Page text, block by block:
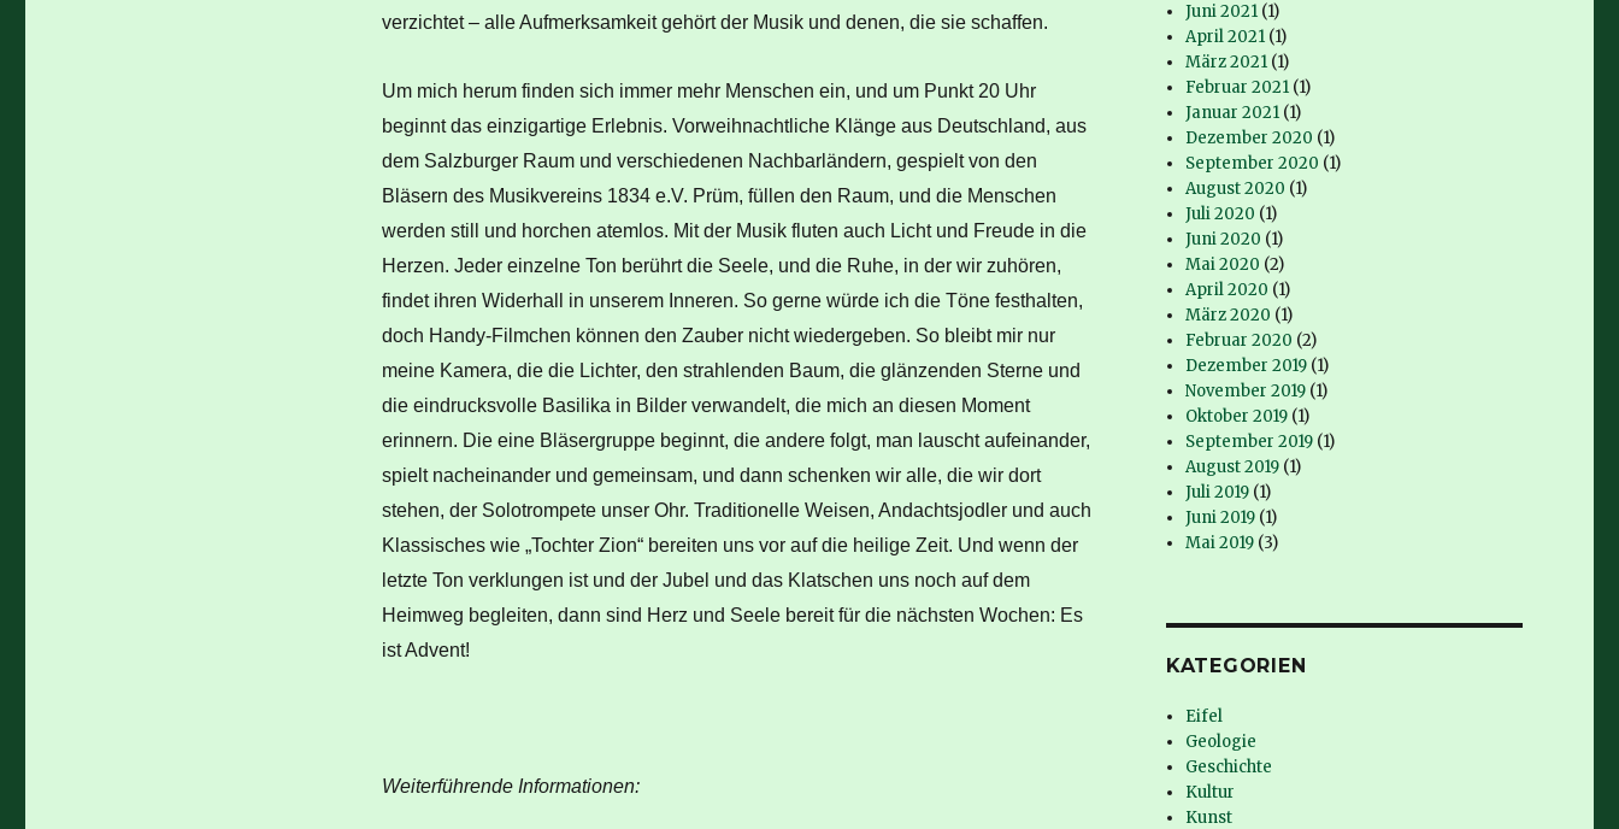
verzichtet – alle Aufmerksamkeit gehört der Musik und denen, die sie schaffen.
Um mich herum finden sich immer mehr Menschen ein, und um Punkt 20 Uhr
beginnt das einzigartige Erlebnis. Vorweihnachtliche Klänge aus Deutschland, aus
dem Salzburger Raum und verschiedenen Nachbarländern, gespielt von den
Bläsern des Musikvereins 1834 e.V. Prüm, füllen den Raum, und die Menschen
werden still und horchen atemlos. Mit der Musik fluten auch Licht und Freude in die
Herzen. Jeder einzelne Ton berührt die Seele, und die Ruhe, in der wir zuhören,
findet ihren Widerhall in unserem Inneren. So gerne würde ich die Töne festhalten,
doch Handy-Filmchen können den Zauber nicht wiedergeben. So bleibt mir nur
meine Kamera, die die Lichter, den strahlenden Baum, die glänzenden Sterne und
die eindrucksvolle Basilika in Bilder verwandelt, die mich an diesen Moment
erinnern. Die eine Bläsergruppe beginnt, die andere folgt, man lauscht aufeinander,
spielt nacheinander und gemeinsam, und dann schenken wir alle, die wir dort
stehen, der Solotrompete unser Ohr. Traditionelle Weisen, Andachtsjodler und auch
Klassisches wie „Tochter Zion“ bereiten uns vor auf die heilige Zeit. Und wenn der
letzte Ton verklungen ist und der Jubel und das Klatschen uns noch auf dem
Heimweg begleiten, dann sind Herz und Seele bereit für die nächsten Wochen: Es
ist Advent!
Weiterführende Informationen:
Juni 2021 (1)
April 2021 (1)
März 2021 (1)
Februar 2021 (1)
Januar 2021 (1)
Dezember 2020 (1)
September 2020 (1)
August 2020 (1)
Juli 2020 (1)
Juni 2020 (1)
Mai 2020 (2)
April 2020 (1)
März 2020 (1)
Februar 2020 (2)
Dezember 2019 (1)
November 2019 (1)
Oktober 2019 (1)
September 2019 (1)
August 2019 (1)
Juli 2019 (1)
Juni 2019 (1)
Mai 2019 (3)
KATEGORIEN
Eifel
Geologie
Geschichte
Kultur
Kunst